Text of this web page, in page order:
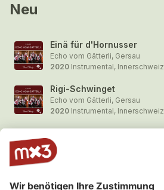
Neu
Einä für d'Hornusser
Echo vom Gätterli, Gersau
2020 Instrumental, Innerschweiz
Rigi-Schwinget
Echo vom Gätterli, Gersau
2020 Instrumental, Innerschweiz
Echo vom Gätterli, Gersau
2020